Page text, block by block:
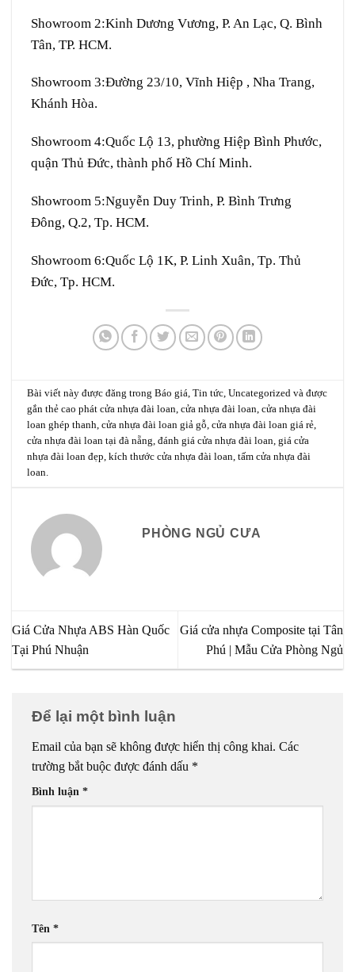
Showroom 2:Kinh Dương Vương, P. An Lạc, Q. Bình
Tân, TP. HCM.
Showroom 3:Đường 23/10, Vĩnh Hiệp , Nha Trang,
Khánh Hòa.
Showroom 4:Quốc Lộ 13, phường Hiệp Bình Phước,
quận Thủ Đức, thành phố Hồ Chí Minh.
Showroom 5:Nguyễn Duy Trinh, P. Bình Trưng
Đông, Q.2, Tp. HCM.
Showroom 6:Quốc Lộ 1K, P. Linh Xuân, Tp. Thủ
Đức, Tp. HCM.
Bài viết này được đăng trongBáo giá,Tin tức,Uncategorized và được
gắn thẻcao phát cửa nhựa đài loan,cửa nhựa đài loan,cửa nhựa đài
loan ghép thanh,cửa nhựa đài loan giả gỗ,cửa nhựa đài loan giá rẻ,
cửa nhựa đài loan tại đà nẵng,đánh giá cửa nhựa đài loan,giá cửa
nhựa đài loan đẹp,kích thước cửa nhựa đài loan,tấm cửa nhựa đài
loan.
PHÒNG NGỦ CƯA
Giá Cửa Nhựa ABS Hàn Quốc
Tại Phú Nhuận
Giá cửa nhựa Composite tại Tân
Phú | Mẫu Cửa Phòng Ngủ
Để lại một bình luận
Email của bạn sẽ không được hiển thị công khai. Các
trường bắt buộc được đánh dấu *
Bình luận *
Tên *